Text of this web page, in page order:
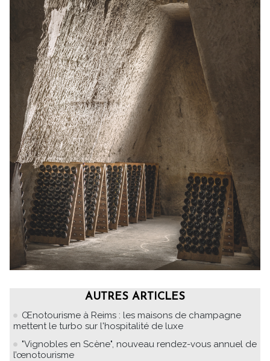
AUTRES ARTICLES
Œnotourisme à Reims : les maisons de champagne
mettent le turbo sur l'hospitalité de luxe
"Vignobles en Scène", nouveau rendez-vous annuel de
l’œnotourisme